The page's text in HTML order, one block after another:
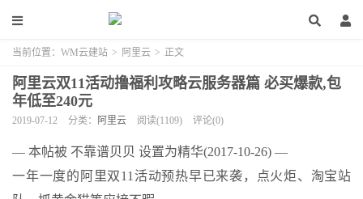
当前位置： WM云建站 > 阿里云 > 正文
阿里云双11活动撸福利攻略云服务器篇 必买爆款,包
年低至240元
2019-07-12 分类： 阿里云 阅读(1109) 评论(0)
— 本帖被 不靠谱贝贝 设置为精华(2017-10-26) —
一年一度的 阿里双11活动预热早已来袭，点火炬、淘宝站